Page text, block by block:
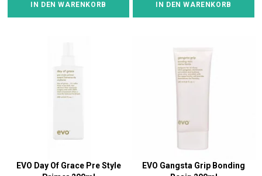
IN DEN WARENKORB IN DEN WARENKORB
EVO Day Of Grace Pre Style
EVO Gangsta Grip Bonding